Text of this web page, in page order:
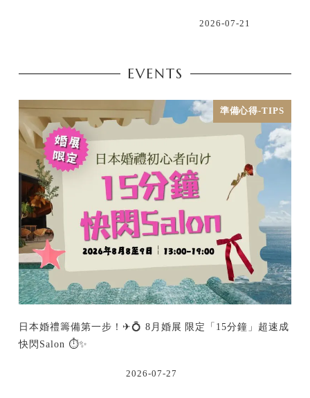
2026-07-21
EVENTS
準備心得-TIPS
日本婚禮籌備第一步！✈💍 8月婚展 限定「15分鐘」超速成
快閃Salon ⏱️✨
2026-07-27